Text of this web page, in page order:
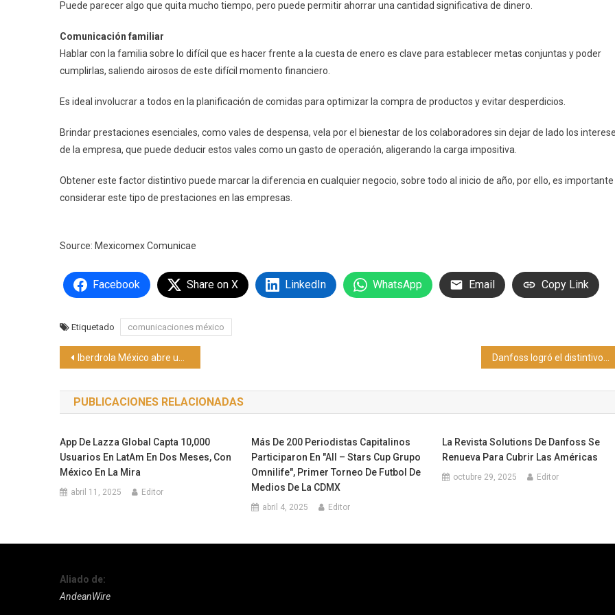
Puede parecer algo que quita mucho tiempo, pero puede permitir ahorrar una cantidad significativa de dinero.
Comunicación familiar
Hablar con la familia sobre lo difícil que es hacer frente a la cuesta de enero es clave para establecer metas conjuntas y poder
cumplirlas, saliendo airosos de este difícil momento financiero.
Es ideal involucrar a todos en la planificación de comidas para optimizar la compra de productos y evitar desperdicios.
Brindar prestaciones esenciales, como vales de despensa, vela por el bienestar de los colaboradores sin dejar de lado los
de la empresa, que puede deducir estos vales como un gasto de operación, aligerando la carga impositiva.
Obtener este factor distintivo puede marcar la diferencia en cualquier negocio, sobre todo al inicio de año, por ello, es importante
considerar este tipo de prestaciones en las empresas.
Source: Mexicomex Comunicae
Facebook Share on X LinkedIn WhatsApp Email Copy Link
Etiquetado comunicaciones méxico
Navegación
de
entradas
Iberdrola México abre una nueva convocatoria del Programa Internacional de Becas Máster Danfoss logró el distintivo ESR por décimo quinto año consecutivo
PUBLICACIONES RELACIONADAS
App De Lazza Global Capta 10,000
Usuarios En LatAm En Dos Meses, Con
México En La Mira
abril 11, 2025 Editor
Más De 200 Periodistas Capitalinos
Participaron En "All – Stars Cup Grupo
Omnilife", Primer Torneo De Futbol De
Medios De La CDMX
abril 4, 2025 Editor
La Revista Solutions De Danfoss Se
Renueva Para Cubrir Las Américas
octubre 29, 2025 Editor
Aliado de:
AndeanWire